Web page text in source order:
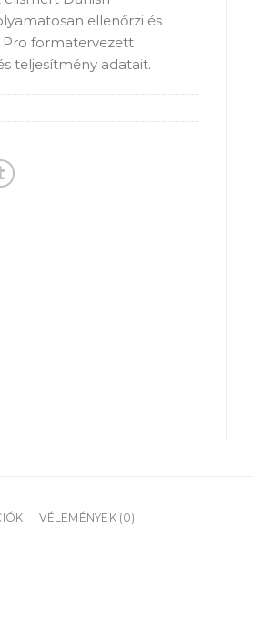
ellenőrzi és
Pro formatervezett
teljesítmény adatait.
VÉLEMÉNYEK (0)